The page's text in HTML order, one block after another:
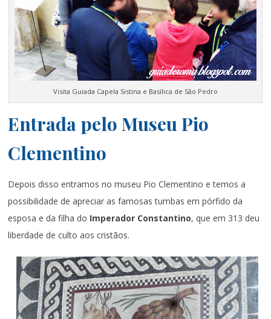
Visita Guiada Capela Sistina e Basílica de São Pedro
Entrada pelo Museu Pio
Clementino
Depois disso entramos no museu Pio Clementino e temos a
possibilidade de apreciar as famosas tumbas em pórfido da
esposa e da filha do Imperador Constantino, que em 313 deu
liberdade de culto aos cristãos.